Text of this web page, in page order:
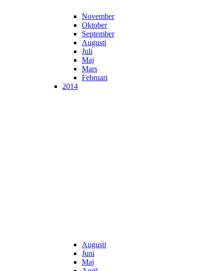
November
Oktober
September
Augusti
Juli
Maj
Mars
Februari
2014
Augusti
Juni
Maj